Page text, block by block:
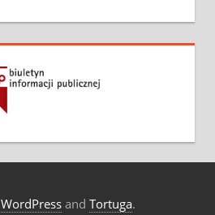
WordPress and Tortuga.